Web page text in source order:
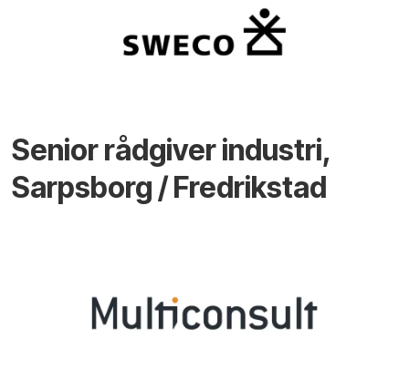
Senior rådgiver industri,
Sarpsborg / Fredrikstad